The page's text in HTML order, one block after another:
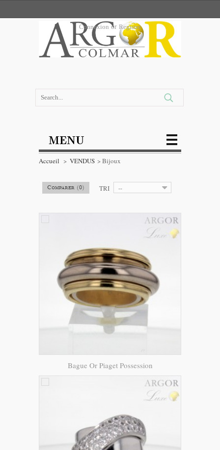
Connexion or Register
MENU
Accueil > VENDUS > Bijoux
Comparer (0) TRI --
Bague Or Piaget Possession